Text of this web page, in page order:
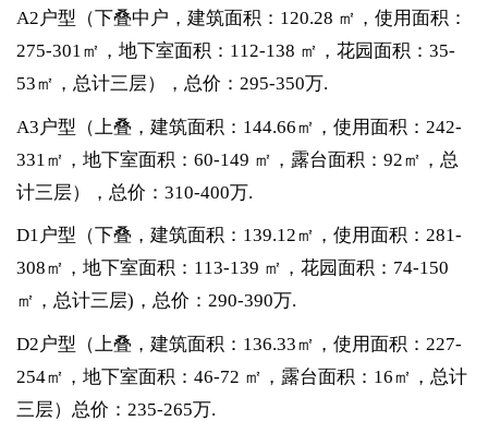
A2户型（下叠中户，建筑面积：120.28 ㎡，使用面积：
275-301㎡，地下室面积：112-138 ㎡，花园面积：35-
53㎡，总计三层），总价：295-350万.
A3户型（上叠，建筑面积：144.66㎡，使用面积：242-
331㎡，地下室面积：60-149 ㎡，露台面积：92㎡，总
计三层），总价：310-400万.
D1户型（下叠，建筑面积：139.12㎡，使用面积：281-
308㎡，地下室面积：113-139 ㎡，花园面积：74-150
㎡，总计三层)，总价：290-390万.
D2户型（上叠，建筑面积：136.33㎡，使用面积：227-
254㎡，地下室面积：46-72 ㎡，露台面积：16㎡，总计
三层）总价：235-265万.